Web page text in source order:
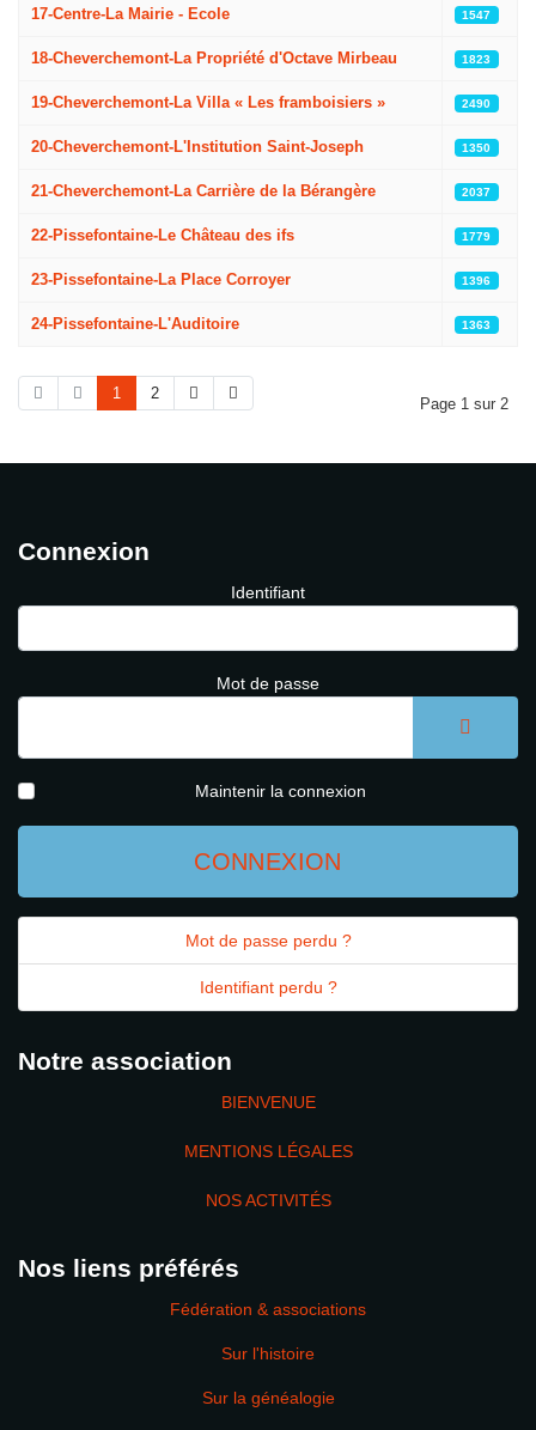
17-Centre-La Mairie - Ecole 1547
18-Cheverchemont-La Propriété d'Octave Mirbeau 1823
19-Cheverchemont-La Villa « Les framboisiers » 2490
20-Cheverchemont-L'Institution Saint-Joseph 1350
21-Cheverchemont-La Carrière de la Bérangère 2037
22-Pissefontaine-Le Château des ifs 1779
23-Pissefontaine-La Place Corroyer 1396
24-Pissefontaine-L'Auditoire 1363
Page 1 sur 2
1 2
Connexion
Identifiant
Mot de passe
Maintenir la connexion
CONNEXION
Mot de passe perdu ?
Identifiant perdu ?
Notre association
BIENVENUE
MENTIONS LÉGALES
NOS ACTIVITÉS
Nos liens préférés
Fédération & associations
Sur l'histoire
Sur la généalogie